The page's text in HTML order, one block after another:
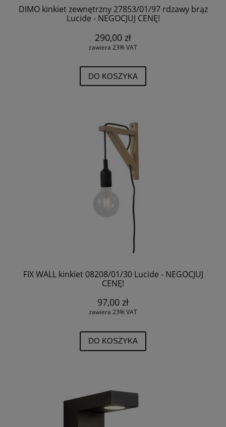
DIMO kinkiet zewnętrzny 27853/01/97 rdzawy brąz
Lucide - NEGOCJUJ CENĘ!
290,00 zł
zawiera 23% VAT
DO KOSZYKA
FIX WALL kinkiet 08208/01/30 Lucide - NEGOCJUJ
CENĘ!
97,00 zł
zawiera 23% VAT
DO KOSZYKA